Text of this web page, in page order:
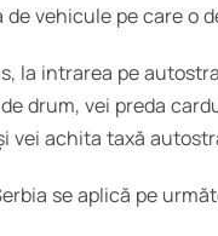
de vehicule pe care o
la intrarea pe
drum, vei preda
vei achita taxă
se aplică pe